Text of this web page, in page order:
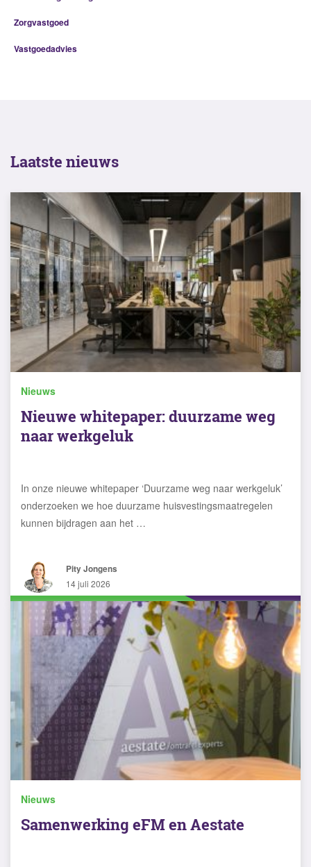
Zorgvastgoed
Vastgoedadvies
Laatste nieuws
Nieuws
Nieuwe whitepaper: duurzame weg
naar werkgeluk
In onze nieuwe whitepaper ‘Duurzame weg naar werkgeluk’
onderzoeken we hoe duurzame huisvestingsmaatregelen
kunnen bijdragen aan het …
Pity Jongens
14 juli 2026
Nieuws
Samenwerking eFM en Aestate